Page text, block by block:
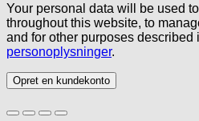
Your personal data will be used
throughout this website, to
and for other purposes described
personoplysninger.
Opret en kundekonto